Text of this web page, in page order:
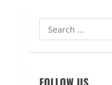
Search
for: